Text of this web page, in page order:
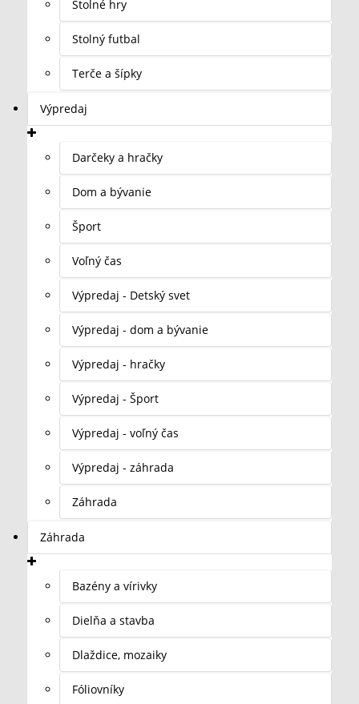
Stolné hry
Stolný futbal
Terče a šípky
Výpredaj
Darčeky a hračky
Dom a bývanie
Šport
Voľný čas
Výpredaj - Detský svet
Výpredaj - dom a bývanie
Výpredaj - hračky
Výpredaj - Šport
Výpredaj - voľný čas
Výpredaj - záhrada
Záhrada
Záhrada
Bazény a vírivky
Dielňa a stavba
Dlaždice, mozaiky
Fóliovníky